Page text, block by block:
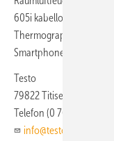
605i kabellos an die
Thermography App
Smartphone oder einen
Testo
79822 Titisee-Neustadt
Telefon (0 76 53) 68 17 00
info@testo.de